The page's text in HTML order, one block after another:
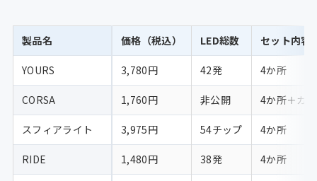
製品名 価格（税込） LED総数 セット内容
YOURS 3,780円 42発 4か所
CORSA 1,760円 非公開 4か所＋カ
スフィアライト 3,975円 54チップ 4か所
RIDE 1,480円 38発 4か所